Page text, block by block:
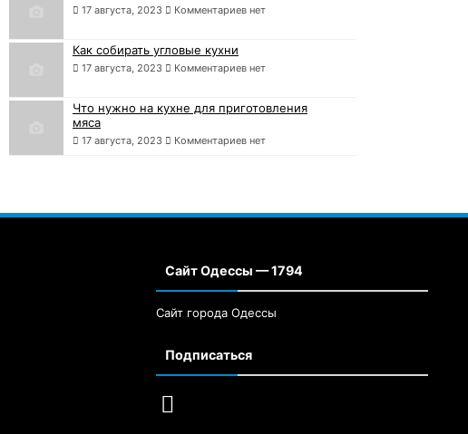
17 августа, 2023 Комментариев нет
Как собирать угловые кухни
17 августа, 2023 Комментариев нет
Что нужно на кухне для приготовления
мяса
17 августа, 2023 Комментариев нет
Сайт Одессы — 1794
Сайт города Одессы
Подписаться